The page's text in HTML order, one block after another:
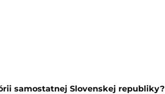
samostatnej Slovenskej republiky?